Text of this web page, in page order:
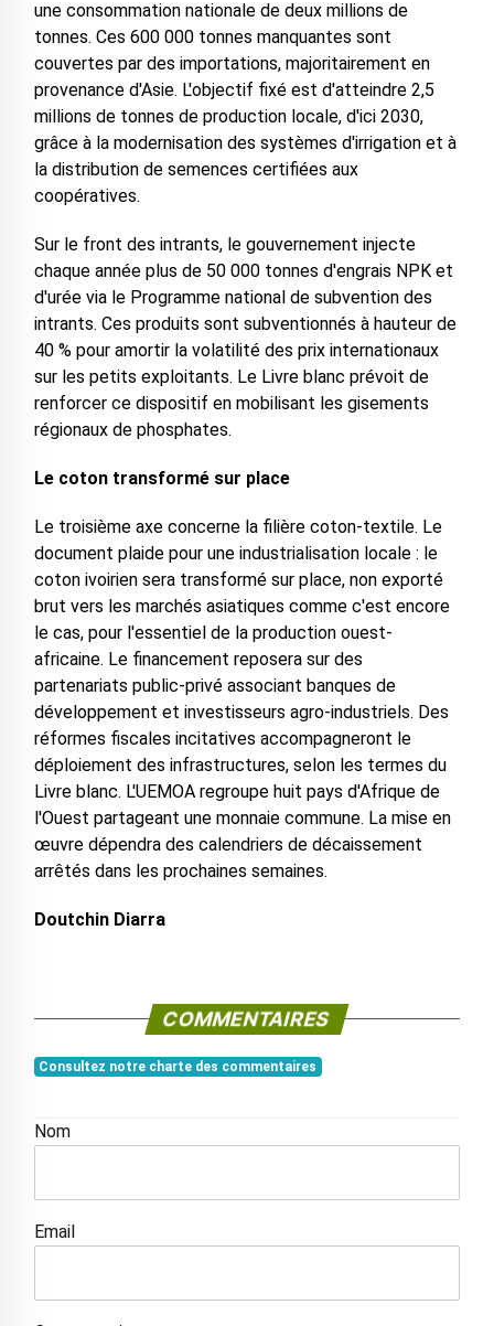
une consommation nationale de deux millions de
tonnes. Ces 600 000 tonnes manquantes sont
couvertes par des importations, majoritairement en
provenance d'Asie. L'objectif fixé est d'atteindre 2,5
millions de tonnes de production locale, d'ici 2030,
grâce à la modernisation des systèmes d'irrigation et à
la distribution de semences certifiées aux
coopératives.
Sur le front des intrants, le gouvernement injecte
chaque année plus de 50 000 tonnes d'engrais NPK et
d'urée via le Programme national de subvention des
intrants. Ces produits sont subventionnés à hauteur de
40 % pour amortir la volatilité des prix internationaux
sur les petits exploitants. Le Livre blanc prévoit de
renforcer ce dispositif en mobilisant les gisements
régionaux de phosphates.
Le coton transformé sur place
Le troisième axe concerne la filière coton-textile. Le
document plaide pour une industrialisation locale : le
coton ivoirien sera transformé sur place, non exporté
brut vers les marchés asiatiques comme c'est encore
le cas, pour l'essentiel de la production ouest-
africaine. Le financement reposera sur des
partenariats public-privé associant banques de
développement et investisseurs agro-industriels. Des
réformes fiscales incitatives accompagneront le
déploiement des infrastructures, selon les termes du
Livre blanc. L'UEMOA regroupe huit pays d'Afrique de
l'Ouest partageant une monnaie commune. La mise en
œuvre dépendra des calendriers de décaissement
arrêtés dans les prochaines semaines.
Doutchin Diarra
COMMENTAIRES
Consultez notre charte des commentaires
Nom
Email